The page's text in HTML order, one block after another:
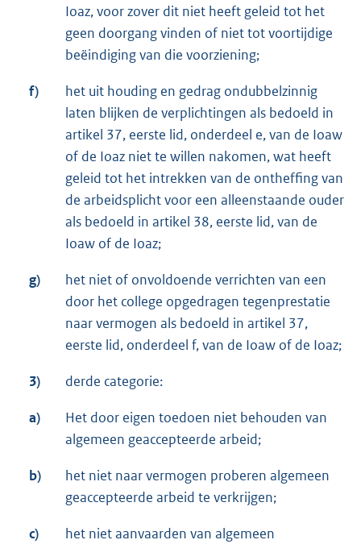
Ioaz, voor zover dit niet heeft geleid tot het
geen doorgang vinden of niet tot voortijdige
beëindiging van die voorziening;
f)
het uit houding en gedrag ondubbelzinnig
laten blijken de verplichtingen als bedoeld in
artikel 37, eerste lid, onderdeel e, van de Ioaw
of de Ioaz niet te willen nakomen, wat heeft
geleid tot het intrekken van de ontheffing van
de arbeidsplicht voor een alleenstaande ouder
als bedoeld in artikel 38, eerste lid, van de
Ioaw of de Ioaz;
g)
het niet of onvoldoende verrichten van een
door het college opgedragen tegenprestatie
naar vermogen als bedoeld in artikel 37,
eerste lid, onderdeel f, van de Ioaw of de Ioaz;
3) derde categorie:
a)
Het door eigen toedoen niet behouden van
algemeen geaccepteerde arbeid;
b)
het niet naar vermogen proberen algemeen
geaccepteerde arbeid te verkrijgen;
c) het niet aanvaarden van algemeen